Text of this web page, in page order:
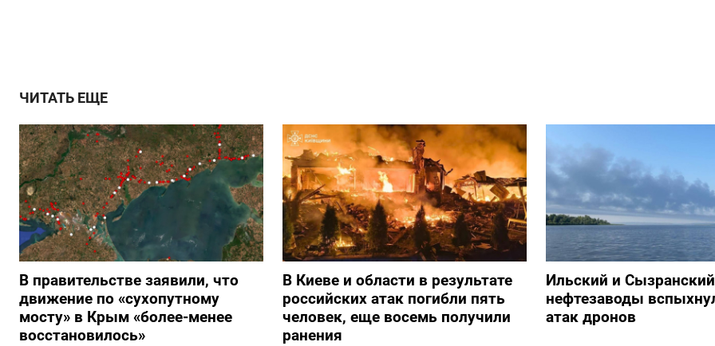
ЧИТАТЬ ЕЩЕ
В правительстве заявили, что
движение по «сухопутному
мосту» в Крым «более-менее
восстановилось»
В Киеве и области в результате
российских атак погибли пять
человек, еще восемь получили
ранения
Ильский и Сызранский
нефтезаводы
атак дронов